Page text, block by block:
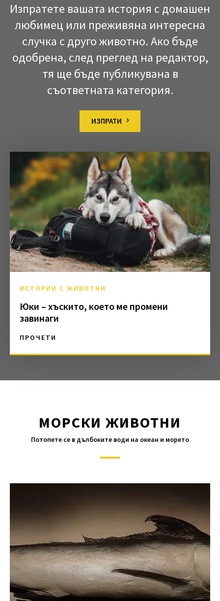
Изпратете вашата история с домашен
любимец или преживяна интересна
случка с друго животно. Ако бъде
одобрена, след преглед на редактор,
тя ще бъде публикувана в
съответната категория.
ИЗПРАТИ
ИСТОРИИ С ЖИВОТНИ
Юки – хъскито, което ме промени
завинаги
ПРОЧЕТИ
МОРСКИ ЖИВОТНИ
Потопете се в дълбоките води на океан и морето